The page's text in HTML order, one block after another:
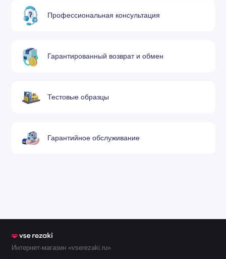
Профессиональная консультация
Гарантированный возврат и обмен
Тестовые образцы
Гарантийное обслуживание
Интернет-магазин «vserezaki.ru»